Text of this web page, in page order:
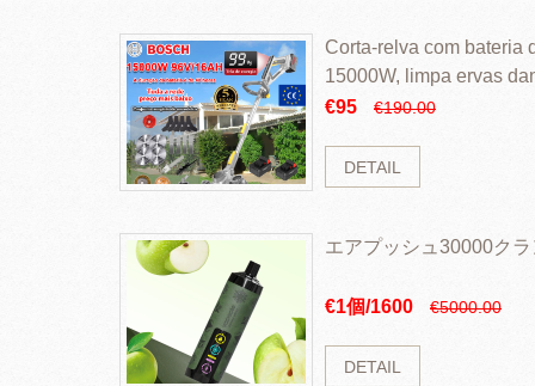
Corta-relva com bateria
15000W, limpa ervas
rapidamente
€95 €190.00
DETAIL
エアプッシュ30000ク
€1個/1600 €5000.00
DETAIL